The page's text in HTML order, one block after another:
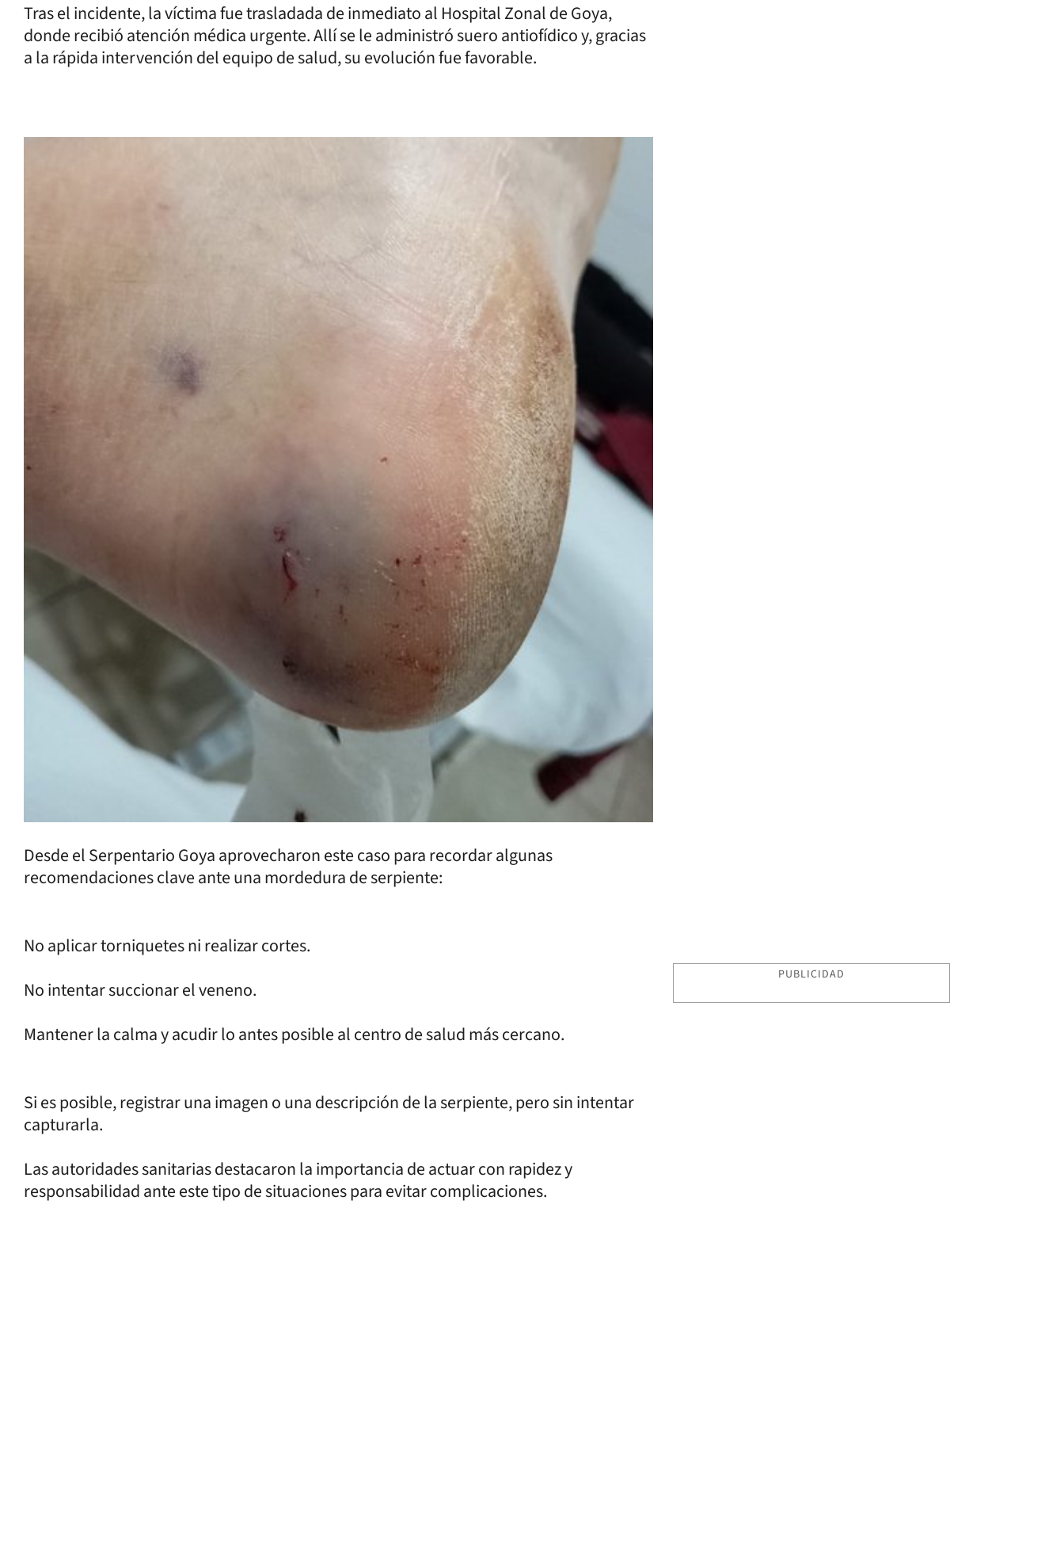
Tras el incidente, la víctima fue trasladada de inmediato al Hospital Zonal de Goya,
donde recibió atención médica urgente. Allí se le administró suero antiofídico y, gracias
a la rápida intervención del equipo de salud, su evolución fue favorable.
Desde el Serpentario Goya aprovecharon este caso para recordar algunas
recomendaciones clave ante una mordedura de serpiente:
No aplicar torniquetes ni realizar cortes.
No intentar succionar el veneno.
Mantener la calma y acudir lo antes posible al centro de salud más cercano.
Si es posible, registrar una imagen o una descripción de la serpiente, pero sin intentar
capturarla.
Las autoridades sanitarias destacaron la importancia de actuar con rapidez y
responsabilidad ante este tipo de situaciones para evitar complicaciones.
PUBLICIDAD